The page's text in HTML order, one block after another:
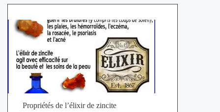
Propriétés de l’élixir de zincite